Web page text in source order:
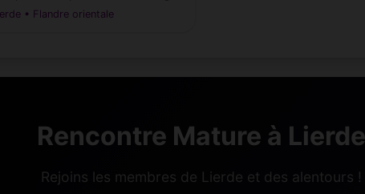
• Flandre orientale
Rencontre Mature à Lierde
Rejoins les membres de Lierde et des alentours !